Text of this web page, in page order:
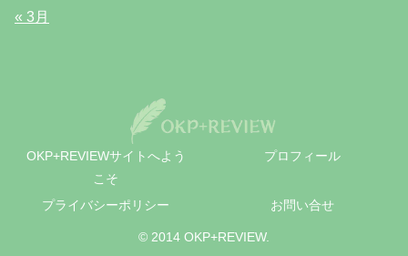
« 3月
OKP+REVIEWサイトへよう
こそ
プロフィール
プライバシーポリシー お問い合せ
© 2014 OKP+REVIEW.